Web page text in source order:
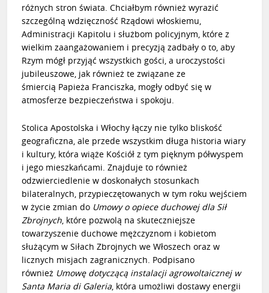
różnych stron świata. Chciałbym również wyrazić
szczególną wdzięczność Rządowi włoskiemu,
Administracji Kapitolu i służbom policyjnym, które z
wielkim zaangażowaniem i precyzją zadbały o to, aby
Rzym mógł przyjąć wszystkich gości, a uroczystości
jubileuszowe, jak również te związane ze
śmiercią Papieża Franciszka, mogły odbyć się w
atmosferze bezpieczeństwa i spokoju.
Stolica Apostolska i Włochy łączy nie tylko bliskość
geograficzna, ale przede wszystkim długa historia wiary
i kultury, która wiąże Kościół z tym pięknym półwyspem
i jego mieszkańcami. Znajduje to również
odzwierciedlenie w doskonałych stosunkach
bilateralnych, przypieczętowanych w tym roku wejściem
w życie zmian do Umowy o opiece duchowej dla Sił
Zbrojnych, które pozwolą na skuteczniejsze
towarzyszenie duchowe mężczyznom i kobietom
służącym w Siłach Zbrojnych we Włoszech oraz w
licznych misjach zagranicznych. Podpisano
również Umowę dotyczącą instalacji agrowoltaicznej w
Santa Maria di Galeria, która umożliwi dostawy energii